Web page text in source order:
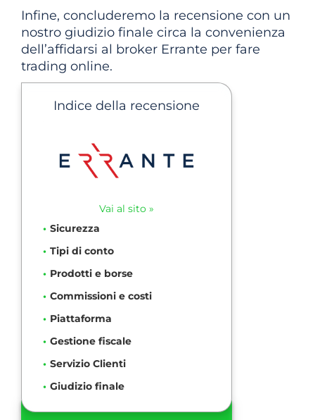
Infine, concluderemo la recensione con un
nostro giudizio finale circa la convenienza
dell’affidarsi al broker Errante per fare
trading online.
Indice della recensione
Vai al sito »
Sicurezza
Tipi di conto
Prodotti e borse
Commissioni e costi
Piattaforma
Gestione fiscale
Servizio Clienti
Giudizio finale